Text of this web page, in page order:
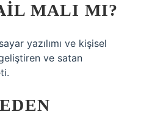
MALI MI?
yazılımı ve kişisel
ve satan